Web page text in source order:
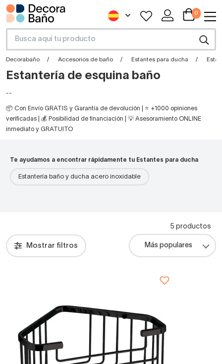
0
Decorabaño Accesorios de baño Estantes para ducha
Estantería de esquina baño
--
📦 Con Envío GRATIS y Garantía de devolución | ⭐ +1000 opiniones
verificadas | 💰 Posibilidad de financiación | 💡 Asesoramiento ONLINE
inmediato y GRATUITO
Te ayudamos a encontrar rápidamente tu Estantes para ducha
Estantería baño y ducha acero inoxidable
Mostrar filtros
5 productos